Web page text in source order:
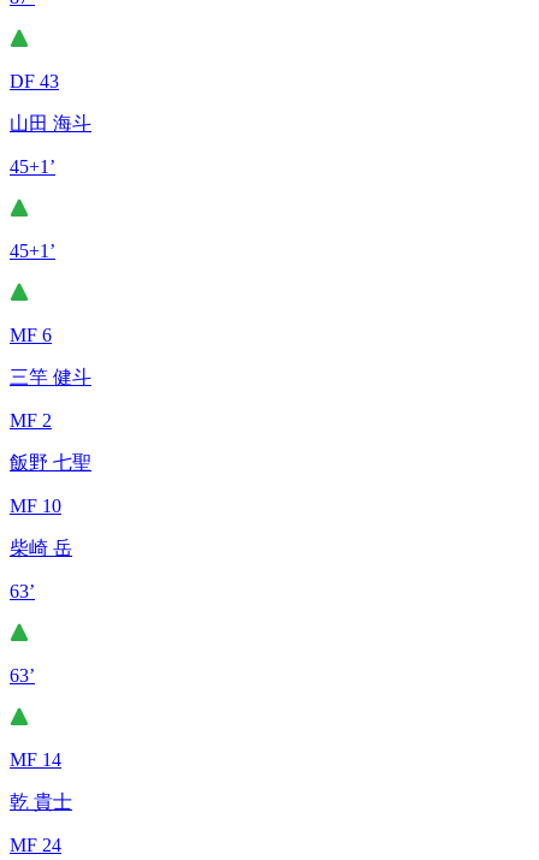
DF 43
山田 海斗
45+1’
45+1’
MF 6
三竿 健斗
MF 2
飯野 七聖
MF 10
柴崎 岳
63’
63’
MF 14
乾 貴士
MF 24